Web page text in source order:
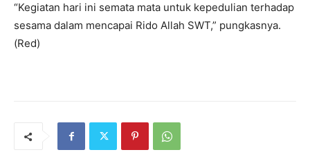
“Kegiatan hari ini semata mata untuk kepedulian terhadap
sesama dalam mencapai Rido Allah SWT,” pungkasnya.
(Red)